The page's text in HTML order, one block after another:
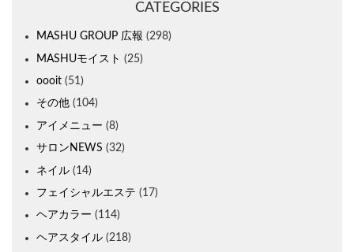
CATEGORIES
MASHU GROUP 広報 (298)
MASHUモイスト (25)
oooit (51)
その他 (104)
アイメニュー (8)
サロンNEWS (32)
ネイル (14)
フェイシャルエステ (17)
ヘアカラー (114)
ヘアスタイル (218)